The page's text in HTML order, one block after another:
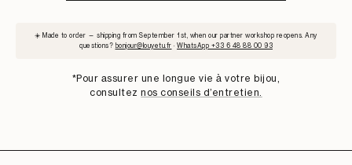
☀️ Made to order — shipping from September 1st, when our partner workshop reopens. Any
questions? bonjour@louyetu.fr · WhatsApp +33 6 48 88 00 93
*Pour assurer une longue vie à votre bijou,
consulteznos conseils d’entretien.